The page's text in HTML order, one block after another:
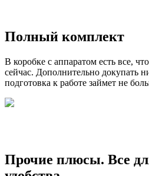
Полный комплект
В коробке с аппаратом есть все,
сейчас. Дополнительно докупать
подготовка к работе займет не
Прочие плюсы. Все